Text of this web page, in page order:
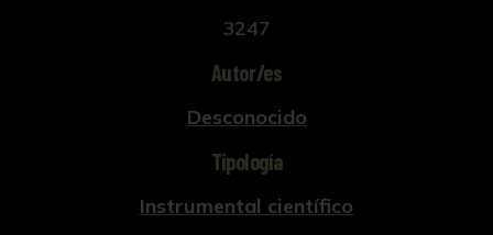
3247
Autor/es
Desconocido
Tipología
Instrumental científico